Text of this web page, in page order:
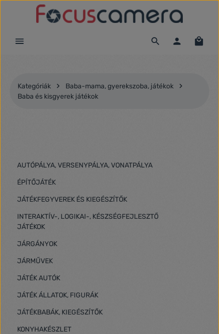
Ugrás a fő tartalomra
Kategóriák
Baba-mama, gyerekszoba, játékok
Baba és kisgyerek játékok
AUTÓPÁLYA, VERSENYPÁLYA, VONATPÁLYA
ÉPÍTŐJÁTÉK
JÁTÉKFEGYVEREK ÉS KIEGÉSZÍTŐK
INTERAKTÍV-, LOGIKAI-, KÉSZSÉGFEJLESZTŐ
JÁTÉKOK
JÁRGÁNYOK
JÁRMŰVEK
JÁTÉK AUTÓK
JÁTÉK ÁLLATOK, FIGURÁK
JÁTÉKBABÁK, KIEGÉSZÍTŐK
KONYHAKÉSZLET